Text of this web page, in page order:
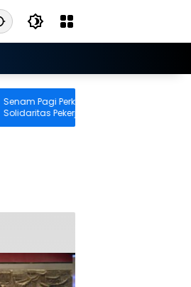
Pagi Perkuat Kebugaran dan
Pekerja BRI Cabang Ambon